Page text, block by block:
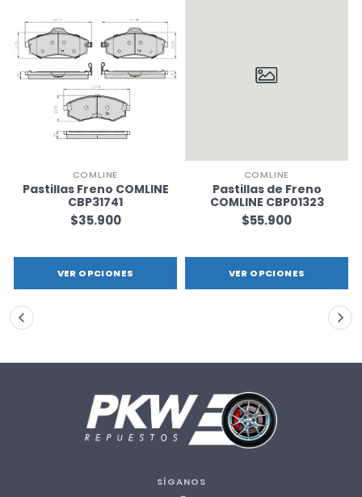
COMLINE
Pastillas Freno COMLINE
CBP31741
$35.900
VER OPCIONES
COMLINE
Pastillas de Freno
COMLINE CBP01323
$55.900
VER OPCIONES
SÍGANOS